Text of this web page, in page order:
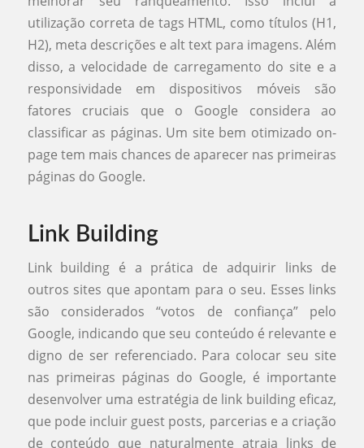
utilização correta de tags HTML, como títulos (H1,
H2), meta descrições e alt text para imagens. Além
disso, a velocidade de carregamento do site e a
responsividade em dispositivos móveis são
fatores cruciais que o Google considera ao
classificar as páginas. Um site bem otimizado on-
page tem mais chances de aparecer nas primeiras
páginas do Google.
Link Building
Link building é a prática de adquirir links de
outros sites que apontam para o seu. Esses links
são considerados “votos de confiança” pelo
Google, indicando que seu conteúdo é relevante e
digno de ser referenciado. Para colocar seu site
nas primeiras páginas do Google, é importante
desenvolver uma estratégia de link building eficaz,
que pode incluir guest posts, parcerias e a criação
de conteúdo que naturalmente atraia links de